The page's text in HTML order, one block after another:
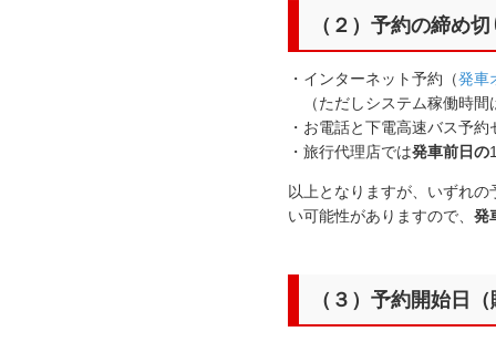
（２）予約の締め
・インターネット予約（発車
（ただしシステム稼働時間
・お電話と下電高速バス予
・旅行代理店では発車前日の
以上となりますが、いずれ
い可能性がありますので、 発
（３）予約開始日